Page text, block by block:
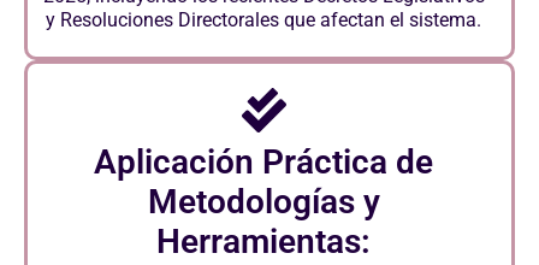
y Resoluciones Directorales que afectan el sistema.
Aplicación Práctica de
Metodologías y
Herramientas: